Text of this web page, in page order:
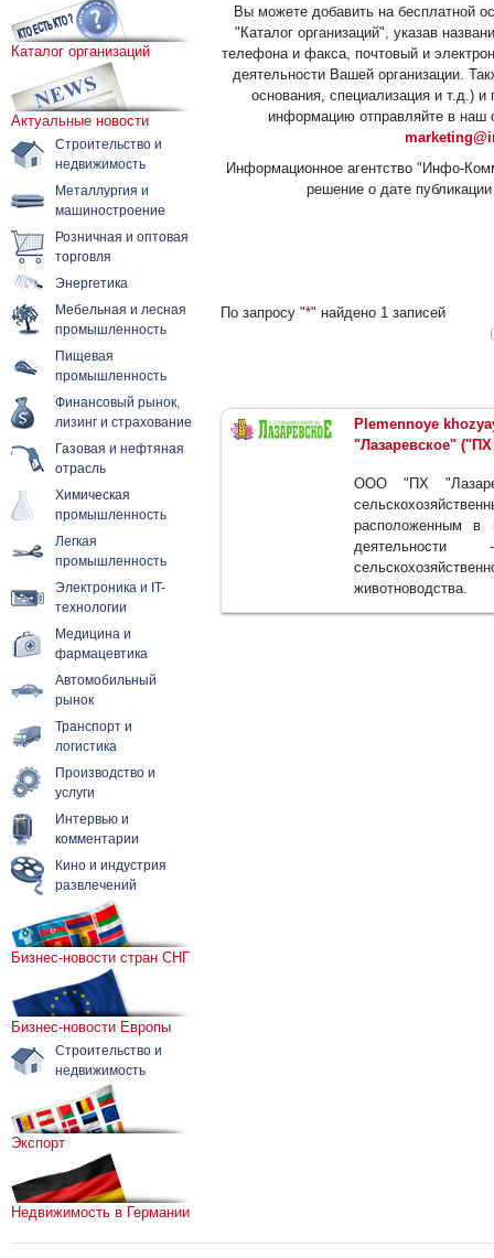
Каталог организаций
Актуальные новости
Строительство и
недвижимость
Металлургия и
машиностроение
Розничная и оптовая
торговля
Энергетика
Мебельная и лесная
промышленность
Пищевая
промышленность
Финансовый рынок,
лизинг и страхование
Газовая и нефтяная
отрасль
Химическая
промышленность
Легкая
промышленность
Электроника и IT-
технологии
Медицина и
фармацевтика
Автомобильный
рынок
Транспорт и
логистика
Производство и
услуги
Интервью и
комментарии
Кино и индустрия
развлечений
Бизнес-новости стран СНГ
Бизнес-новости Европы
Строительство и
недвижимость
Экспорт
Недвижимость в Германии
Вы можете добавить на бесплатной
"Каталог организаций", указав
телефона и факса, почтовый и
деятельности Вашей организации.
основания, специализация и т.д.)
информацию отправляйте в наш
Информационное агентство "Инфо-
решение о дате
По запросу "*" найдено 1 записей
Plemennoye
"Лазаревское"
ООО "ПХ
расположенным
животноводства.